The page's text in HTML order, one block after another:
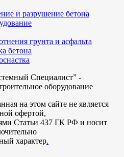
и разрушение бетона
грунта и асфальта
бетона
Специалист” -
оборудование
на этом сайте не является
офертой,
Статьи 437 ГК РФ и носит
характер.